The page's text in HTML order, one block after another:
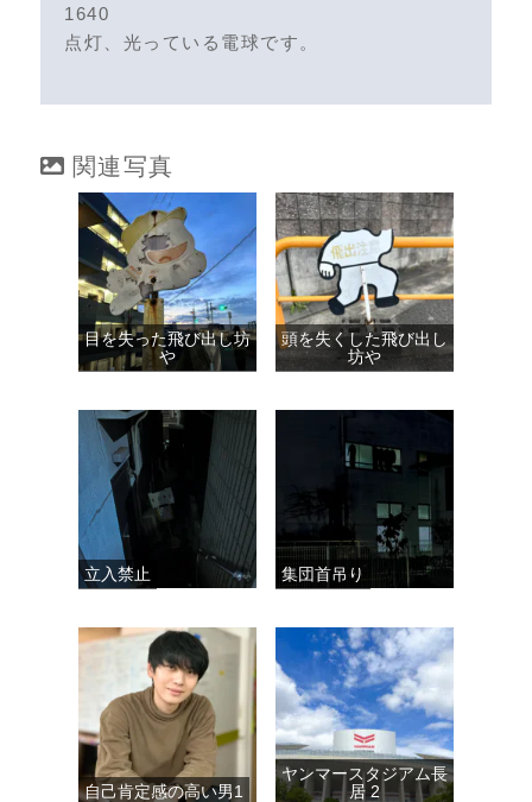
1640
点灯、光っている電球です。
関連写真
目を失った飛び出し坊
や
頭を失くした飛び出し
坊や
立入禁止 集団首吊り
自己肯定感の高い男1
ヤンマースタジアム長
居 2